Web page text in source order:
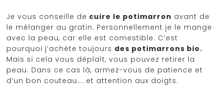
Je vous conseille de cuire le potimarron avant de
le mélanger au gratin. Personnellement je le mange
avec la peau, car elle est comestible. C’est
pourquoi j’achète toujours des potimarrons bio.
Mais si cela vous déplaît, vous pouvez retirer la
peau. Dans ce cas là, armez-vous de patience et
d’un bon couteau…..et attention aux doigts.